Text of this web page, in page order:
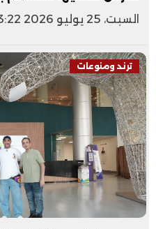
السبت، 25 يوليو 2026 03:22 م
ترند ومنوعات